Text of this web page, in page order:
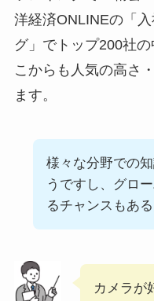
洋経済ONLINEの「
グ」でトップ200社
こからも人気の高さ
ます。
様々な分野での
うですし、グロ
るチャンスもある
カメラが